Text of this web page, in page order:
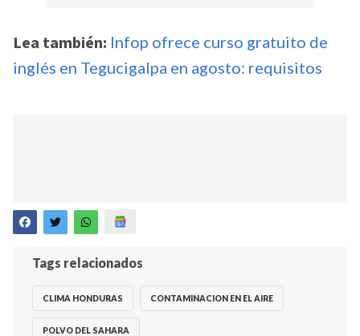
Lea también: Infop ofrece curso gratuito de
inglés en Tegucigalpa en agosto: requisitos
Tags relacionados
CLIMA HONDURAS CONTAMINACION EN EL AIRE
POLVO DEL SAHARA